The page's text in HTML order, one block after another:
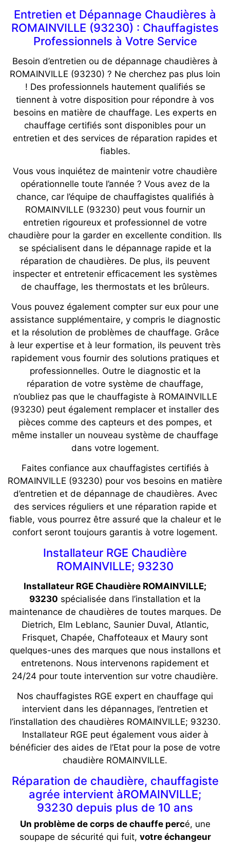
Entretien et Dépannage Chaudières à
ROMAINVILLE (93230) : Chauffagistes
Professionnels à Votre Service
Besoin d’entretien ou de dépannage chaudières à
ROMAINVILLE (93230) ? Ne cherchez pas plus loin
! Des professionnels hautement qualifiés se
tiennent à votre disposition pour répondre à vos
besoins en matière de chauffage. Les experts en
chauffage certifiés sont disponibles pour un
entretien et des services de réparation rapides et
fiables.
Vous vous inquiétez de maintenir votre chaudière
opérationnelle toute l’année ? Vous avez de la
chance, car l’équipe de chauffagistes qualifiés à
ROMAINVILLE (93230) peut vous fournir un
entretien rigoureux et professionnel de votre
chaudière pour la garder en excellente condition. Ils
se spécialisent dans le dépannage rapide et la
réparation de chaudières. De plus, ils peuvent
inspecter et entretenir efficacement les systèmes
de chauffage, les thermostats et les brûleurs.
Vous pouvez également compter sur eux pour une
assistance supplémentaire, y compris le diagnostic
et la résolution de problèmes de chauffage. Grâce
à leur expertise et à leur formation, ils peuvent très
rapidement vous fournir des solutions pratiques et
professionnelles. Outre le diagnostic et la
réparation de votre système de chauffage,
n’oubliez pas que le chauffagiste à ROMAINVILLE
(93230) peut également remplacer et installer des
pièces comme des capteurs et des pompes, et
même installer un nouveau système de chauffage
dans votre logement.
Faites confiance aux chauffagistes certifiés à
ROMAINVILLE (93230) pour vos besoins en matière
d’entretien et de dépannage de chaudières. Avec
des services réguliers et une réparation rapide et
fiable, vous pourrez être assuré que la chaleur et le
confort seront toujours garantis à votre logement.
Installateur RGE Chaudière
ROMAINVILLE; 93230
Installateur RGE Chaudière ROMAINVILLE;
93230 spécialisée dans l’installation et la
maintenance de chaudières de toutes marques. De
Dietrich, Elm Leblanc, Saunier Duval, Atlantic,
Frisquet, Chapée, Chaffoteaux et Maury sont
quelques-unes des marques que nous installons et
entretenons. Nous intervenons rapidement et
24/24 pour toute intervention sur votre chaudière.
Nos chauffagistes RGE expert en chauffage qui
intervient dans les dépannages, l’entretien et
l’installation des chaudières ROMAINVILLE; 93230.
Installateur RGE peut également vous aider à
bénéficier des aides de l’Etat pour la pose de votre
chaudière ROMAINVILLE.
Réparation de chaudière, chauffagiste
agrée intervient àROMAINVILLE;
93230 depuis plus de 10 ans
Un problème de corps de chauffe percé, une
soupape de sécurité qui fuit, votre échangeur